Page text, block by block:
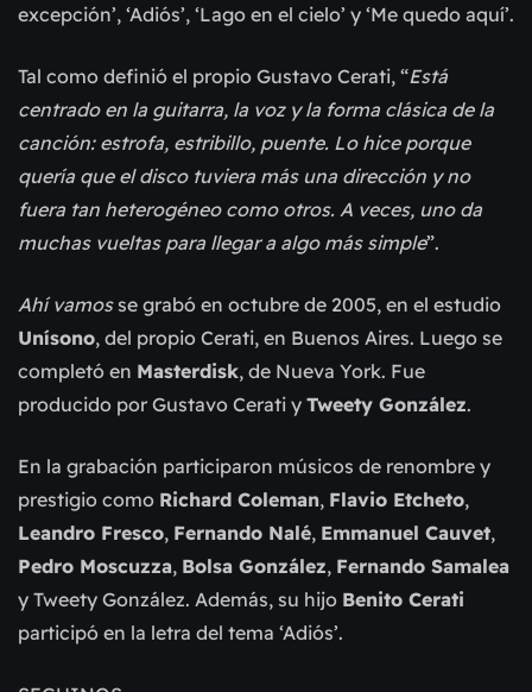
excepción’, ‘Adiós’, ‘Lago en el cielo’ y ‘Me quedo aquí’.
Tal como definió el propio Gustavo Cerati, “Está
centrado en la guitarra, la voz y la forma clásica de la
canción: estrofa, estribillo, puente. Lo hice porque
quería que el disco tuviera más una dirección y no
fuera tan heterogéneo como otros. A veces, uno da
muchas vueltas para llegar a algo más simple”.
Ahí vamosse grabó en octubre de 2005, en el estudio
Unísono, del propio Cerati, en Buenos Aires. Luego se
completó en Masterdisk, de Nueva York. Fue
producido por Gustavo Cerati y Tweety González.
En la grabación participaron músicos de renombre y
prestigio como Richard Coleman, Flavio Etcheto,
Leandro Fresco, Fernando Nalé, Emmanuel Cauvet,
Pedro Moscuzza, Bolsa González, Fernando Samalea
y Tweety González. Además, su hijo Benito Cerati
participó en la letra del tema ‘Adiós’.